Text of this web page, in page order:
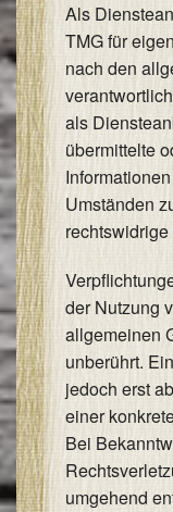
Als
TMG für
nach den
als
übermittelte
Umständen
der Nutzung
allgemeinen
unberührt.
jedoch erst
einer
Bei
umgehend